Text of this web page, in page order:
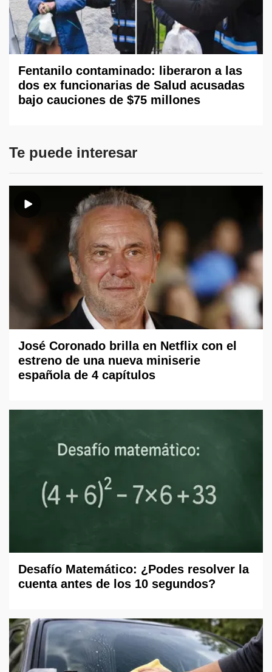
Fentanilo contaminado: liberaron a las
dos ex funcionarias de Salud acusadas
bajo cauciones de $75 millones
Te puede interesar
José Coronado brilla en Netflix con el
estreno de una nueva miniserie
española de 4 capítulos
Desafío Matemático: ¿Podes resolver la
cuenta antes de los 10 segundos?